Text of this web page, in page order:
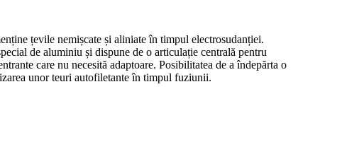
țevile nemișcate și aliniate în timpul electrosudanției.
de aluminiu și dispune de o articulație centrală pentru
care nu necesită adaptoare. Posibilitatea de a îndepărta o
unor teuri autofiletante în timpul fuziunii.